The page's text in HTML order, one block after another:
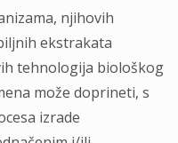
njihovih
ekstrakata
tehnologija biološkog
može doprineti, s
izrade